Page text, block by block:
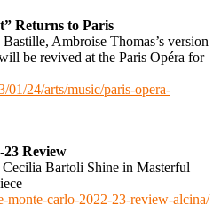
Returns to Paris
Ambroise Thomas’s version
be revived at the Paris Opéra for
24/arts/music/paris-opera-
Review
Bartoli Shine in Masterful
monte-carlo-2022-23-review-alcina/